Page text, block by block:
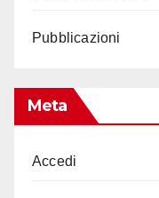
Pubblicazioni
Meta
Accedi